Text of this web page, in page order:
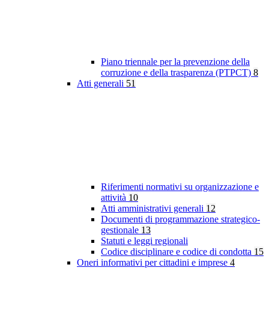
Piano triennale per la prevenzione della
corruzione e della trasparenza (PTPCT) 8
Atti generali 51
Riferimenti normativi su organizzazione e
attività 10
Atti amministrativi generali 12
Documenti di programmazione strategico-
gestionale 13
Statuti e leggi regionali
Codice disciplinare e codice di condotta 15
Oneri informativi per cittadini e imprese 4